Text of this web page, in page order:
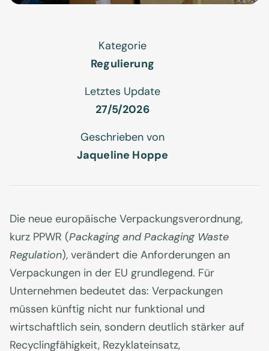
Kategorie
Regulierung
Letztes Update
27/5/2026
Geschrieben von
Jaqueline Hoppe
Die neue europäische Verpackungsverordnung,
kurz PPWR (Packaging and Packaging Waste
Regulation), verändert die Anforderungen an
Verpackungen in der EU grundlegend. Für
Unternehmen bedeutet das: Verpackungen
müssen künftig nicht nur funktional und
wirtschaftlich sein, sondern deutlich stärker auf
Recyclingfähigkeit, Rezyklateinsatz,